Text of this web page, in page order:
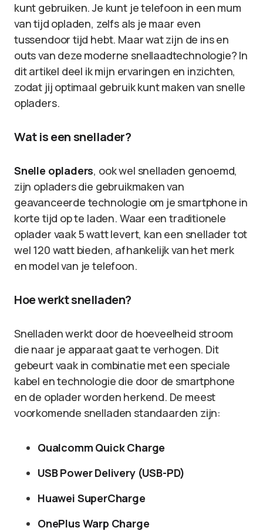
kunt gebruiken. Je kunt je telefoon in een mum
van tijd opladen, zelfs als je maar even
tussendoor tijd hebt. Maar wat zijn de ins en
outs van deze moderne snellaadtechnologie? In
dit artikel deel ik mijn ervaringen en inzichten,
zodat jij optimaal gebruik kunt maken van snelle
opladers.
Wat is een snellader?
Snelle opladers, ook wel snelladen genoemd,
zijn opladers die gebruikmaken van
geavanceerde technologie om je smartphone in
korte tijd op te laden. Waar een traditionele
oplader vaak 5 watt levert, kan een snellader tot
wel 120 watt bieden, afhankelijk van het merk
en model van je telefoon.
Hoe werkt snelladen?
Snelladen werkt door de hoeveelheid stroom
die naar je apparaat gaat te verhogen. Dit
gebeurt vaak in combinatie met een speciale
kabel en technologie die door de smartphone
en de oplader worden herkend. De meest
voorkomende snelladen standaarden zijn:
Qualcomm Quick Charge
USB Power Delivery (USB-PD)
Huawei SuperCharge
OnePlus Warp Charge